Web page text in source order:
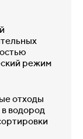
режим
отходы
водород